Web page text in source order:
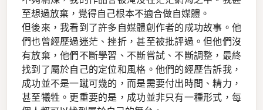
至想過放棄，覺得自己根本不適合做自媒體。
但後來，我看到了許多自媒體創作者的成功故事。他
們也曾經歷過迷茫、挫折，甚至被批評過。但他們沒
有放棄，他們不斷學習、不斷嘗試、不斷調整，最終
找到了屬於自己的定位和風格。他們的經歷告訴我，
成功並不是一蹴可幾的，而是需要付出時間、精力，
甚至犧牲。更重要的是，成功並非只有一種形式，每